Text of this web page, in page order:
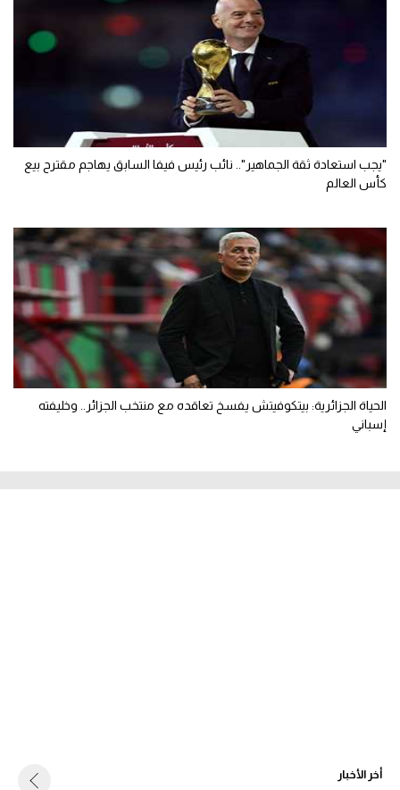
"يجب استعادة ثقة الجماهير".. نائب رئيس فيفا السابق يهاجم مقترح بيع
كأس العالم
الحياة الجزائرية: بيتكوفيتش يفسخ تعاقده مع منتخب الجزائر.. وخليفته
إسباني
أخر الأخبار